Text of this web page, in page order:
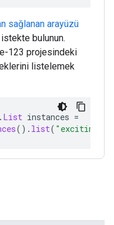
sağlanan arayüzü
bulunun.
123 projesindeki
listelemek
. List instances =
(). list( "exciting-